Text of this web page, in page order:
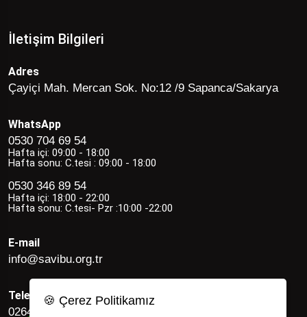
İletişim Bilgileri
Adres
Çayiçi Mah. Mercan Sok. No:12 /9 Sapanca/Sakarya
WhatsApp
0530 704 69 54
Hafta içi: 09:00 - 18:00
Hafta sonu: C.tesi : 09:00 - 18:00
0530 346 89 54
Hafta içi: 18:00 - 22:00
Hafta sonu: C.tesi- Pzr :10:00 -22:00
E-mail
info@savibu.org.tr
Telefon
0264 582 12 17
🍪 Çerez Politikamız